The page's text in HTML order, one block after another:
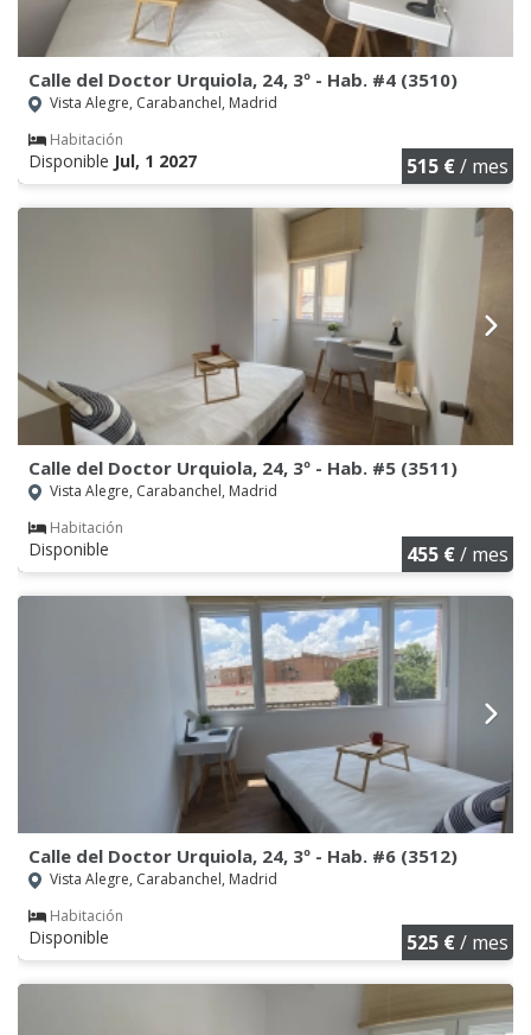
Calle del Doctor Urquiola, 24, 3º - Hab. #4 (3510)
Vista Alegre, Carabanchel, Madrid
Habitación
Disponible Jul, 1 2027 515 €/ mes
Calle del Doctor Urquiola, 24, 3º - Hab. #5 (3511)
Vista Alegre, Carabanchel, Madrid
Habitación
Disponible 455 €/ mes
Calle del Doctor Urquiola, 24, 3º - Hab. #6 (3512)
Vista Alegre, Carabanchel, Madrid
Habitación
Disponible 525 €/ mes